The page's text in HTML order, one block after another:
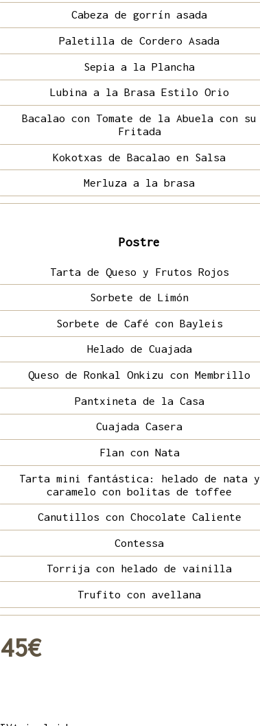
Cabeza de gorrín asada
Paletilla de Cordero Asada
Sepia a la Plancha
Lubina a la Brasa Estilo Orio
Bacalao con Tomate de la Abuela con su
Fritada
Kokotxas de Bacalao en Salsa
Merluza a la brasa
Postre
Tarta de Queso y Frutos Rojos
Sorbete de Limón
Sorbete de Café con Bayleis
Helado de Cuajada
Queso de Ronkal Onkizu con Membrillo
Pantxineta de la Casa
Cuajada Casera
Flan con Nata
Tarta mini fantástica: helado de nata y
caramelo con bolitas de toffee
Canutillos con Chocolate Caliente
Contessa
Torrija con helado de vainilla
Trufito con avellana
45€